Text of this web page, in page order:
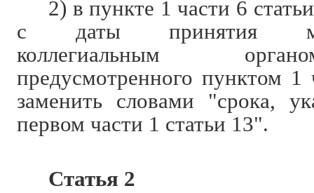
2) в пункте 1 части 6
с даты принятия
коллегиальным
предусмотренного пунктом 1
заменить словами "срока,
первом части 1 статьи 13".
Статья 2